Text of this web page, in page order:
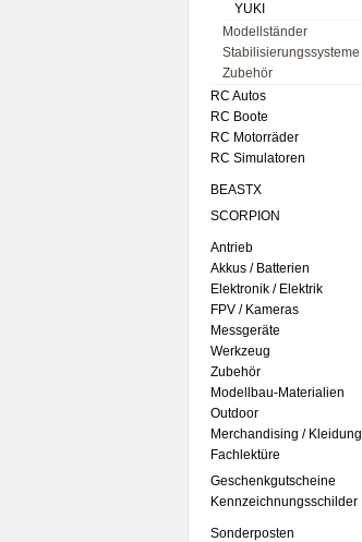
YUKI
Modellständer
Stabilisierungssysteme
Zubehör
RC Autos
RC Boote
RC Motorräder
RC Simulatoren
BEASTX
SCORPION
Antrieb
Akkus / Batterien
Elektronik / Elektrik
FPV / Kameras
Messgeräte
Werkzeug
Zubehör
Modellbau-Materialien
Outdoor
Merchandising / Kleidung
Fachlektüre
Geschenkgutscheine
Kennzeichnungsschilder
Sonderposten